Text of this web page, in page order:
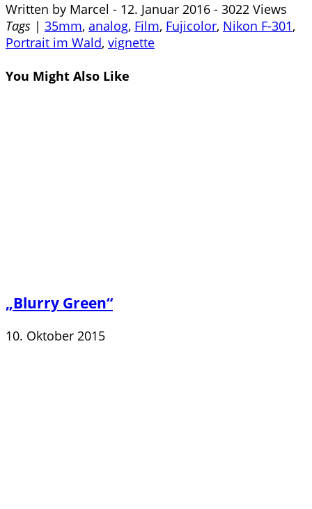
Written by Marcel - 12. Januar 2016 - 3022 Views
Tags | 35mm, analog, Film, Fujicolor, Nikon F-301,
Portrait im Wald, vignette
You Might Also Like
„Blurry Green“
10. Oktober 2015